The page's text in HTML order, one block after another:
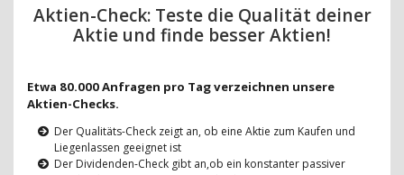
Aktien-Check: Teste die Qualität deiner
Aktie und finde besser Aktien!
Etwa 80.000 Anfragen pro Tag verzeichnen unsere
Aktien-Checks.
Der Qualitäts-Check zeigt an, ob eine Aktie zum Kaufen und
Liegenlassen geeignet ist
Der Dividenden-Check gibt an,ob ein konstanter passiver